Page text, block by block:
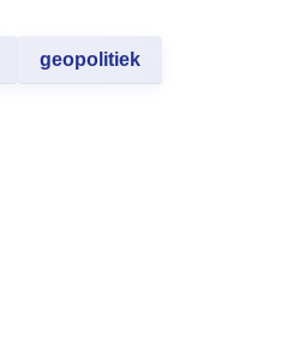
geopolitiek